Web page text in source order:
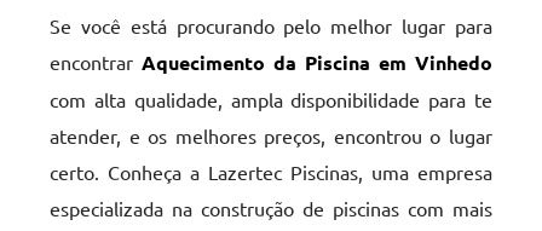
Se você está procurando pelo melhor lugar para
encontrarAquecimento da Piscina em Vinhedo
com alta qualidade, ampla disponibilidade para te
atender, e os melhores preços, encontrou o lugar
certo. Conheça a Lazertec Piscinas, uma empresa
especializada na construção de piscinas com mais